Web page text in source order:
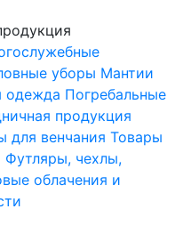
уборы Мантии
одежда Погребальные
продукция
для венчания Товары
Футляры, чехлы,
облачения и